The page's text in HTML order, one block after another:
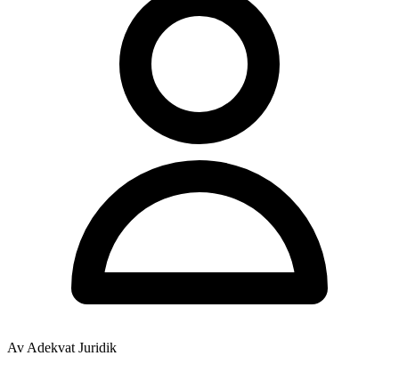
Av Adekvat Juridik